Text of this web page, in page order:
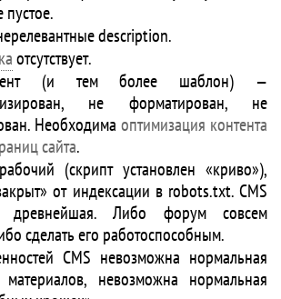
пустое.
description.
отсутствует.
(и тем более шаблон) —
не форматирован, не
Необходима оптимизация контента
сайта.
(скрипт установлен «криво»),
от индексации в robots.txt. CMS
Либо форум совсем
сделать его работоспособным.
CMS невозможна нормальная
материалов, невозможна нормальная